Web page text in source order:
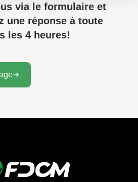
via le formulaire et
une réponse à toute
les 4 heures!